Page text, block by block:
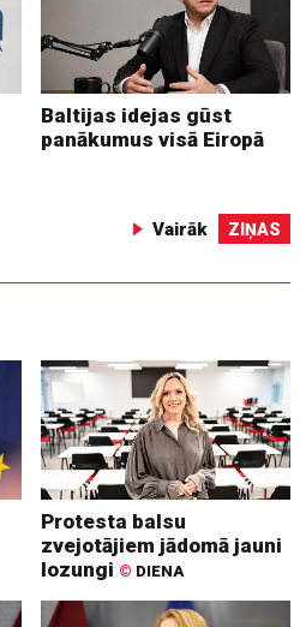
Baltijas idejas gūst
panākumus visā Eiropā
Vairāk ZIŅAS
Protesta balsu
zvejotājiem jādomā jauni
lozungi © DIENA